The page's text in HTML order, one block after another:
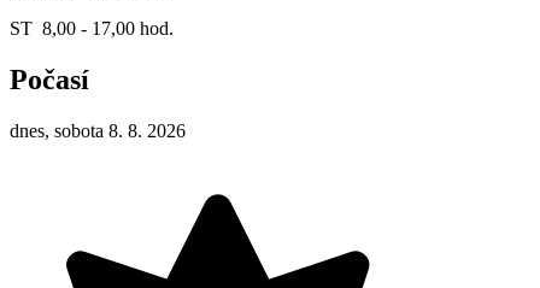
ST 8,00 - 17,00 hod.
Počasí
dnes, sobota 8. 8. 2026